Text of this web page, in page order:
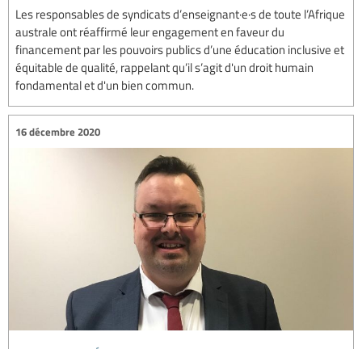
Les responsables de syndicats d’enseignant·e·s de toute l’Afrique
australe ont réaffirmé leur engagement en faveur du
financement par les pouvoirs publics d’une éducation inclusive et
équitable de qualité, rappelant qu’il s’agit d'un droit humain
fondamental et d'un bien commun.
16 décembre 2020